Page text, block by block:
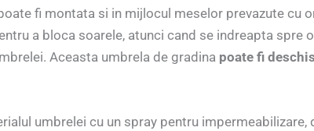
fi montata si in mijlocul meselor prevazute cu
a bloca soarele, atunci cand se indreapta spre
Aceasta umbrela de gradina poate fi
umbrelei cu un spray pentru impermeabilizare,